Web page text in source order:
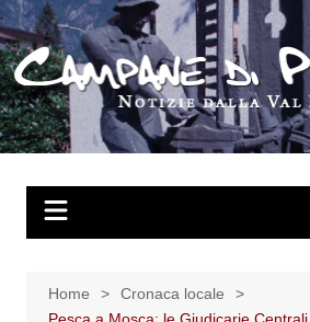
Salta
al
contenuto
Home
Cronaca locale
Pesca a Mosca: le Giudicarie